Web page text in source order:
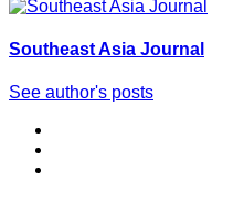
Southeast Asia Journal
See author's posts